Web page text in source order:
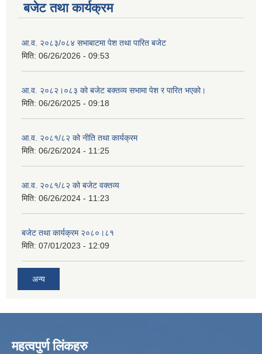
बजेट तथा कार्यक्रम
आ.व. २०८३/०८४ सभाबाटमा पेश तथा पारित बजेट
मिति: 06/26/2026 - 09:53
आ‍.व. २०८२।०८३ को बजेट बक्तव्य सभामा पेश र पारित भएको।
मिति: 06/26/2025 - 09:18
आ.व. २०८१/८२ को नीति तथा कार्यक्रम
मिति: 06/26/2024 - 11:25
आ.व. २०८१/८२ को बजेट वक्तव्य
मिति: 06/26/2024 - 11:23
बजेट तथा कार्यक्रम २०८०।८१
मिति: 07/01/2023 - 12:09
अन्य
महत्वपुर्ण लिंकहरु